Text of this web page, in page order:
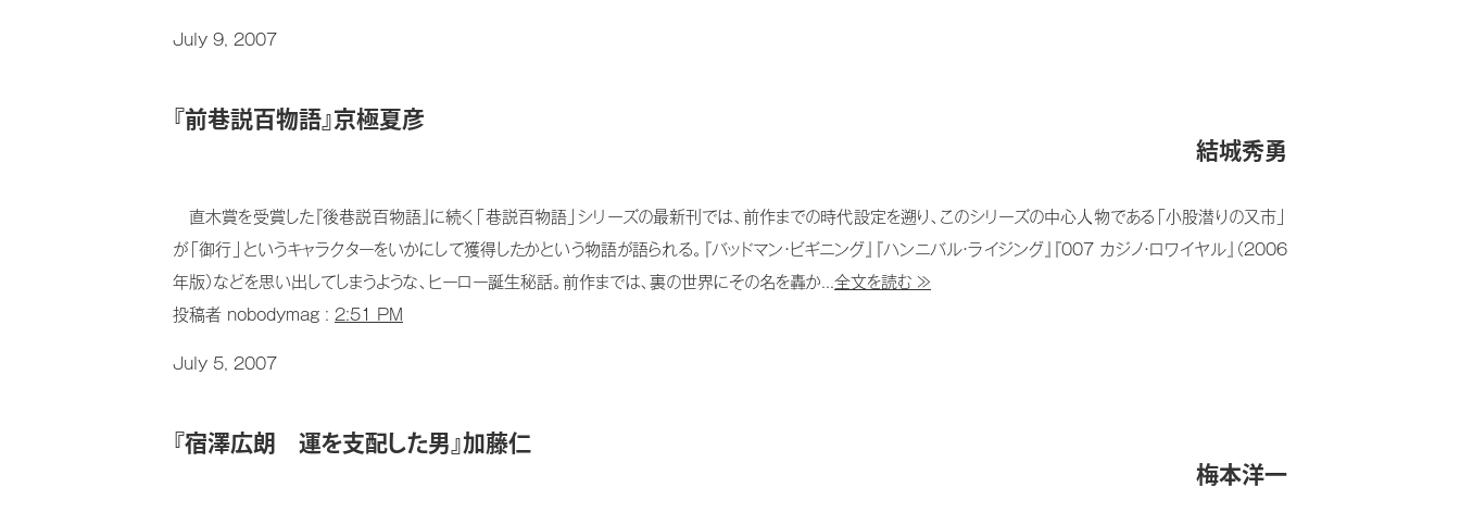
July 9, 2007
『前巷説百物語』京極夏彦
結城秀勇
直木賞を受賞した『後巷説百物語』に続く「巷説百物語」シリーズの最新刊では、前作までの時代設定を遡り、このシリーズの中心人物である「小股潜りの又市」
が「御行」というキャラクターをいかにして獲得したかという物語が語られる。『バッドマン・ビギニング』『ハンニバル・ライジング』『007 カジノ・ロワイヤル』（2006
年版）などを思い出してしまうような、ヒーロー誕生秘話。前作までは、裏の世界にその名を轟か...全文を読む ≫
投稿者 nobodymag : 2:51 PM
July 5, 2007
『宿澤広朗 運を支配した男』加藤仁
梅本洋一